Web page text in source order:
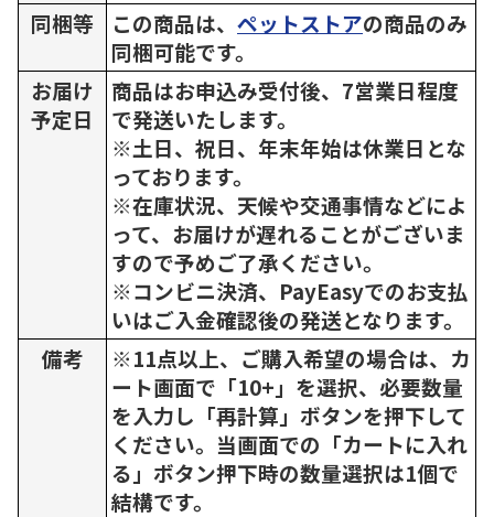
同梱等
この商品は、 ペットストアの商品のみ
同梱可能です。
お届け
予定日
商品はお申込み受付後、7営業日程度
で発送いたします。
※土日、祝日、年末年始は休業日とな
っております。
※在庫状況、天候や交通事情などによ
って、お届けが遅れることがございま
すので予めご了承ください。
※コンビニ決済、PayEasyでのお支払
いはご入金確認後の発送となります。
備考
※11点以上、ご購入希望の場合は、カ
ート画面で「10+」を選択、必要数量
を入力し「再計算」ボタンを押下して
ください。当画面での「カートに入れ
る」ボタン押下時の数量選択は1個で
結構です。